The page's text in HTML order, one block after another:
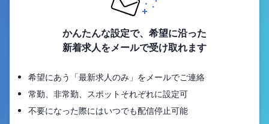
かんたんな設定で、希望に沿った
新着求人をメールで受け取れます
希望にあう「最新求人のみ」をメールでご連絡
常勤、非常勤、スポットそれぞれに設定可
不要になった際にはいつでも配信停止可能